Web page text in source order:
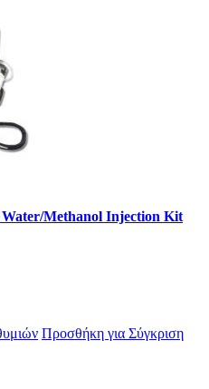
Methanol Injection Kit
Προσθήκη για Σύγκριση